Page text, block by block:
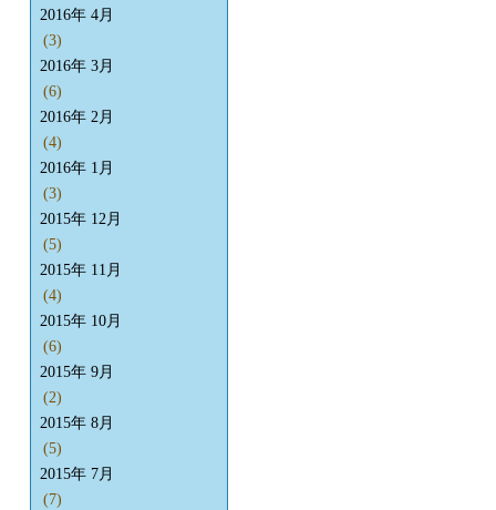
2016年 4月
(3)
2016年 3月
(6)
2016年 2月
(4)
2016年 1月
(3)
2015年 12月
(5)
2015年 11月
(4)
2015年 10月
(6)
2015年 9月
(2)
2015年 8月
(5)
2015年 7月
(7)